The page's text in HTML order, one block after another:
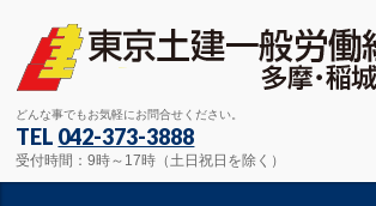
どんな事でもお気軽にお問合せください。
TEL 042-373-3888
受付時間：9時～17時（土日祝日を除く）